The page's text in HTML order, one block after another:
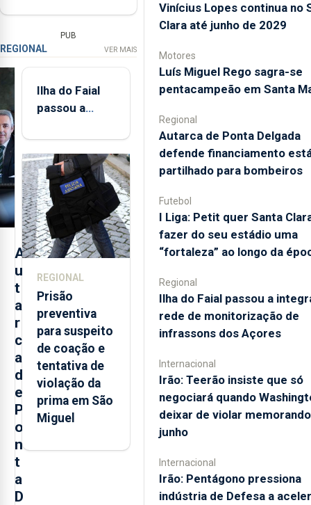
PUB
REGIONAL VER MAIS
A
u
t
a
r
c
a
d
e
P
o
n
t
a
D
Ilha do Faial
passou a
de
monitorização
de infrassons
dos Açores
REGIONAL
Prisão
preventiva
para suspeito
de coação e
tentativa de
violação da
prima em São
Miguel
Vinícius Lopes continua no
Clara até junho de 2029
Motores
Luís Miguel Rego sagra-se
pentacampeão em Santa
Regional
Autarca de Ponta Delgada
defende financiamento
partilhado para bombeiros
Futebol
I Liga: Petit quer Santa
fazer do seu estádio uma
“fortaleza” ao longo da
Regional
Ilha do Faial passou a
rede de monitorização de
infrassons dos Açores
Internacional
Irão: Teerão insiste que só
negociará quando
deixar de violar
junho
Internacional
Irão: Pentágono pressiona
indústria de Defesa a